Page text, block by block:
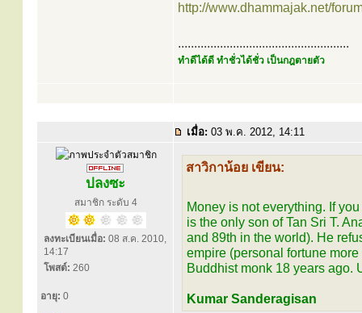
http://www.dhammajak.net/
.....................................................
ทำดีได้ดี ทำชั่วได้ชั่ว เป็นกฎตายตัว
เมื่อ: 03 พ.ค. 2012, 14:11
ปลงซะ
สมาชิก ระดับ 4
ลงทะเบียนเมื่อ: 08 ส.ค. 2010,
14:17
โพสต์: 260
อายุ: 0
สาวิกาน้อย เขียน:
Money is not everything. If
is the only son of Tan Sri T.
and 89th in the world). He
empire (personal fortune
Buddhist monk 18 years ago.
Kumar Sanderagisan